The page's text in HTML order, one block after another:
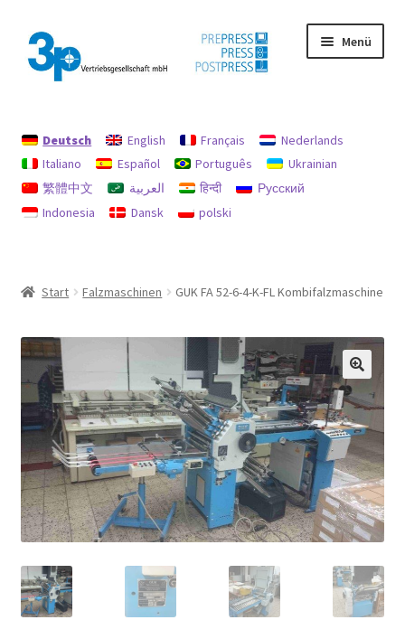
Zur
Navigation
springen
Zum
Inhalt
springen
Menü
Datenschutz
Gebrauchtmaschinen
Deutsch English Français
Nederlands
Italiano
Español Português
Ukrainian
繁體中文
العربية हिन्दी
Русский
Indonesia
Dansk polski
Start Falzmaschinen GUK FA 52-6-4-K-FL Kombifalzmaschine